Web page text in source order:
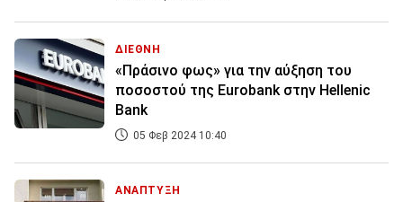
ΔΙΕΘΝΗ
«Πράσινο φως» για την αύξηση του
ποσοστού της Eurobank στην Hellenic
Bank
05 Φεβ 2024 10:40
ΑΝΑΠΤΥΞΗ